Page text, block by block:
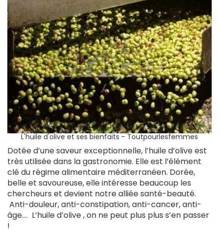
L'huile d'olive et ses bienfaits - Toutpourlesfemmes
Dotée d’une saveur exceptionnelle, l’huile d’olive est
très utilisée dans la gastronomie. Elle est l’élément
clé du régime alimentaire méditerranéen. Dorée,
belle et savoureuse, elle intéresse beaucoup les
chercheurs et devient notre alliée santé-beauté.
Anti-douleur, anti-constipation, anti-cancer, anti-
âge…. L’huile d’olive , on ne peut plus plus s’en passer
!